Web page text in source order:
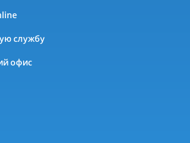
службу
офис